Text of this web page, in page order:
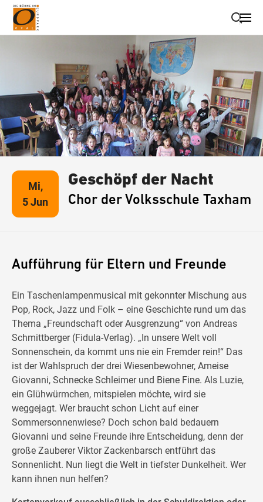
Suche schließen
Wegbeschreibung erhalten
Mi,
5 Jun
Geschöpf der Nacht
Chor der Volksschule Taxham
Aufführung für Eltern und Freunde
Ein Taschenlampenmusical mit gekonnter Mischung aus
Pop, Rock, Jazz und Folk – eine Geschichte rund um das
Thema „Freundschaft oder Ausgrenzung“ von Andreas
Schmittberger (Fidula-Verlag). „In unsere Welt voll
Sonnenschein, da kommt uns nie ein Fremder rein!“ Das
ist der Wahlspruch der drei Wiesenbewohner, Ameise
Giovanni, Schnecke Schleimer und Biene Fine. Als Luzie,
ein Glühwürmchen, mitspielen möchte, wird sie
weggejagt. Wer braucht schon Licht auf einer
Sommersonnenwiese? Doch schon bald bedauern
Giovanni und seine Freunde ihre Entscheidung, denn der
große Zauberer Viktor Zackenbarsch entführt das
Sonnenlicht. Nun liegt die Welt in tiefster Dunkelheit. Wer
kann ihnen nun helfen?